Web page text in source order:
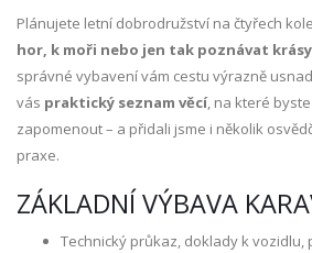
Plánujete letní dobrodružství na čtyřech
hor, k moři nebo jen tak poznávat krásy
správné vybavení vám cestu výrazně
vás praktický seznam věcí, na které
zapomenout – a přidali jsme i několik
praxe.
ZÁKLADNÍ VÝBAVA
Technický průkaz, doklady k vozidlu,